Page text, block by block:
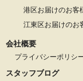
港区お届けのお客
江東区お届けのお
会社概要
プライバシーポリシ
スタッフブログ